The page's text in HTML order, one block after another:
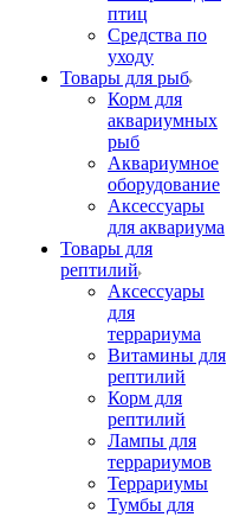
птиц
Средства по
уходу
Товары для рыб
Корм для
аквариумных
рыб
Аквариумное
оборудование
Аксессуары
для аквариума
Товары для
рептилий
Аксессуары
для
террариума
Витамины для
рептилий
Корм для
рептилий
Лампы для
террариумов
Террариумы
Тумбы для